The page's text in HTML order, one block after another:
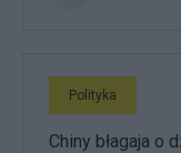
Polityka
Chiny błagaja o